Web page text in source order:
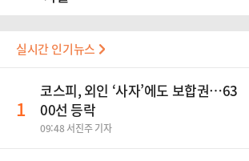
실시간 인기뉴스
1
코스피, 외인 ‘사자’에도 보합권…63
00선 등락
09:48 서진주 기자